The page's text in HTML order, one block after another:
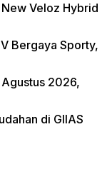
Veloz Hybrid
Bergaya Sporty,
2026,
di GIIAS